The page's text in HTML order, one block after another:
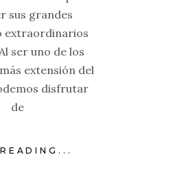
sus grandes
extraordinarios
ser uno de los
extensión del
disfrutar
de